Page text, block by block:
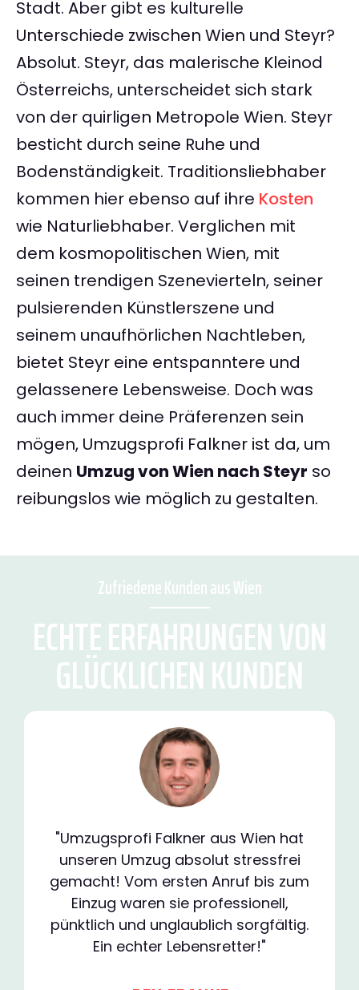
Stadt. Aber gibt es kulturelle
Unterschiede zwischen Wien und Steyr?
Absolut. Steyr, das malerische Kleinod
Österreichs, unterscheidet sich stark
von der quirligen Metropole Wien. Steyr
besticht durch seine Ruhe und
Bodenständigkeit. Traditionsliebhaber
kommen hier ebenso auf ihre Kosten
wie Naturliebhaber. Verglichen mit
dem kosmopolitischen Wien, mit
seinen trendigen Szenevierteln, seiner
pulsierenden Künstlerszene und
seinem unaufhörlichen Nachtleben,
bietet Steyr eine entspanntere und
gelassenere Lebensweise. Doch was
auch immer deine Präferenzen sein
mögen, Umzugsprofi Falkner ist da, um
deinen Umzug von Wien nach Steyr so
reibungslos wie möglich zu gestalten.
Zufriedene Kunden aus Wien
ECHTE ERFAHRUNGEN VON
GLÜCKLICHEN KUNDEN
"Umzugsprofi Falkner aus Wien hat
unseren Umzug absolut stressfrei
gemacht! Vom ersten Anruf bis zum
Einzug waren sie professionell,
pünktlich und unglaublich sorgfältig.
Ein echter Lebensretter!"